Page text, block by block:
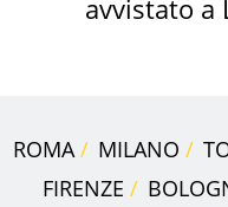
avvistato a
ROMA MILANO
FIRENZE